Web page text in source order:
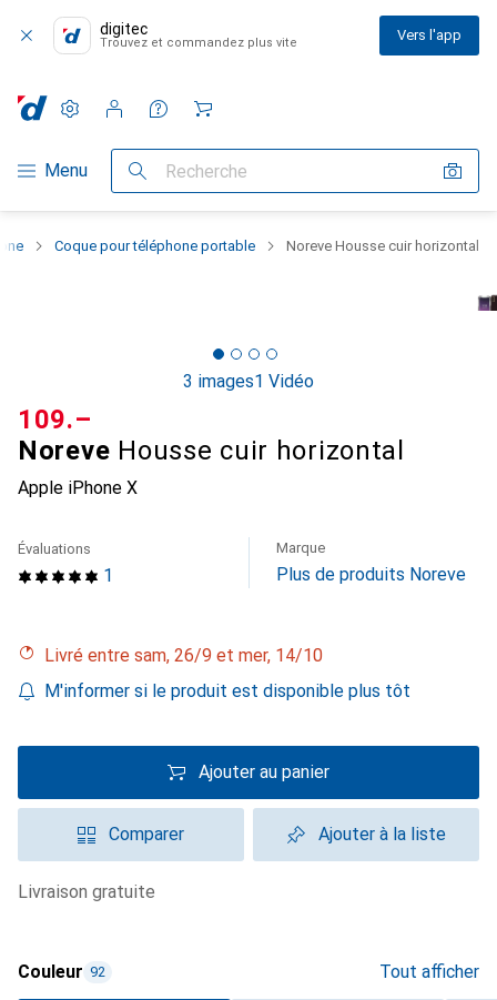
digitec
Trouvez et commandez plus vite Vers l'app
Navigation par catégorie
Menu Recherche
Paramètres
Compte client
Listes de comparaison
Listes d'envies
Panier
Coque pour téléphone portable Noreve Housse cuir horizontal
3 images1 Vidéo
Noreve Housse cuir horizontal
Apple iPhone X
CHF
109.–
1
Évaluations Marque
Plus de produits Noreve
Livré entre sam, 26/9 et mer, 14/10
M'informer si le produit est disponible plus tôt
Ajouter au panier
Comparer Ajouter à la liste
livraison gratuite
Couleur 92 Tout afficher